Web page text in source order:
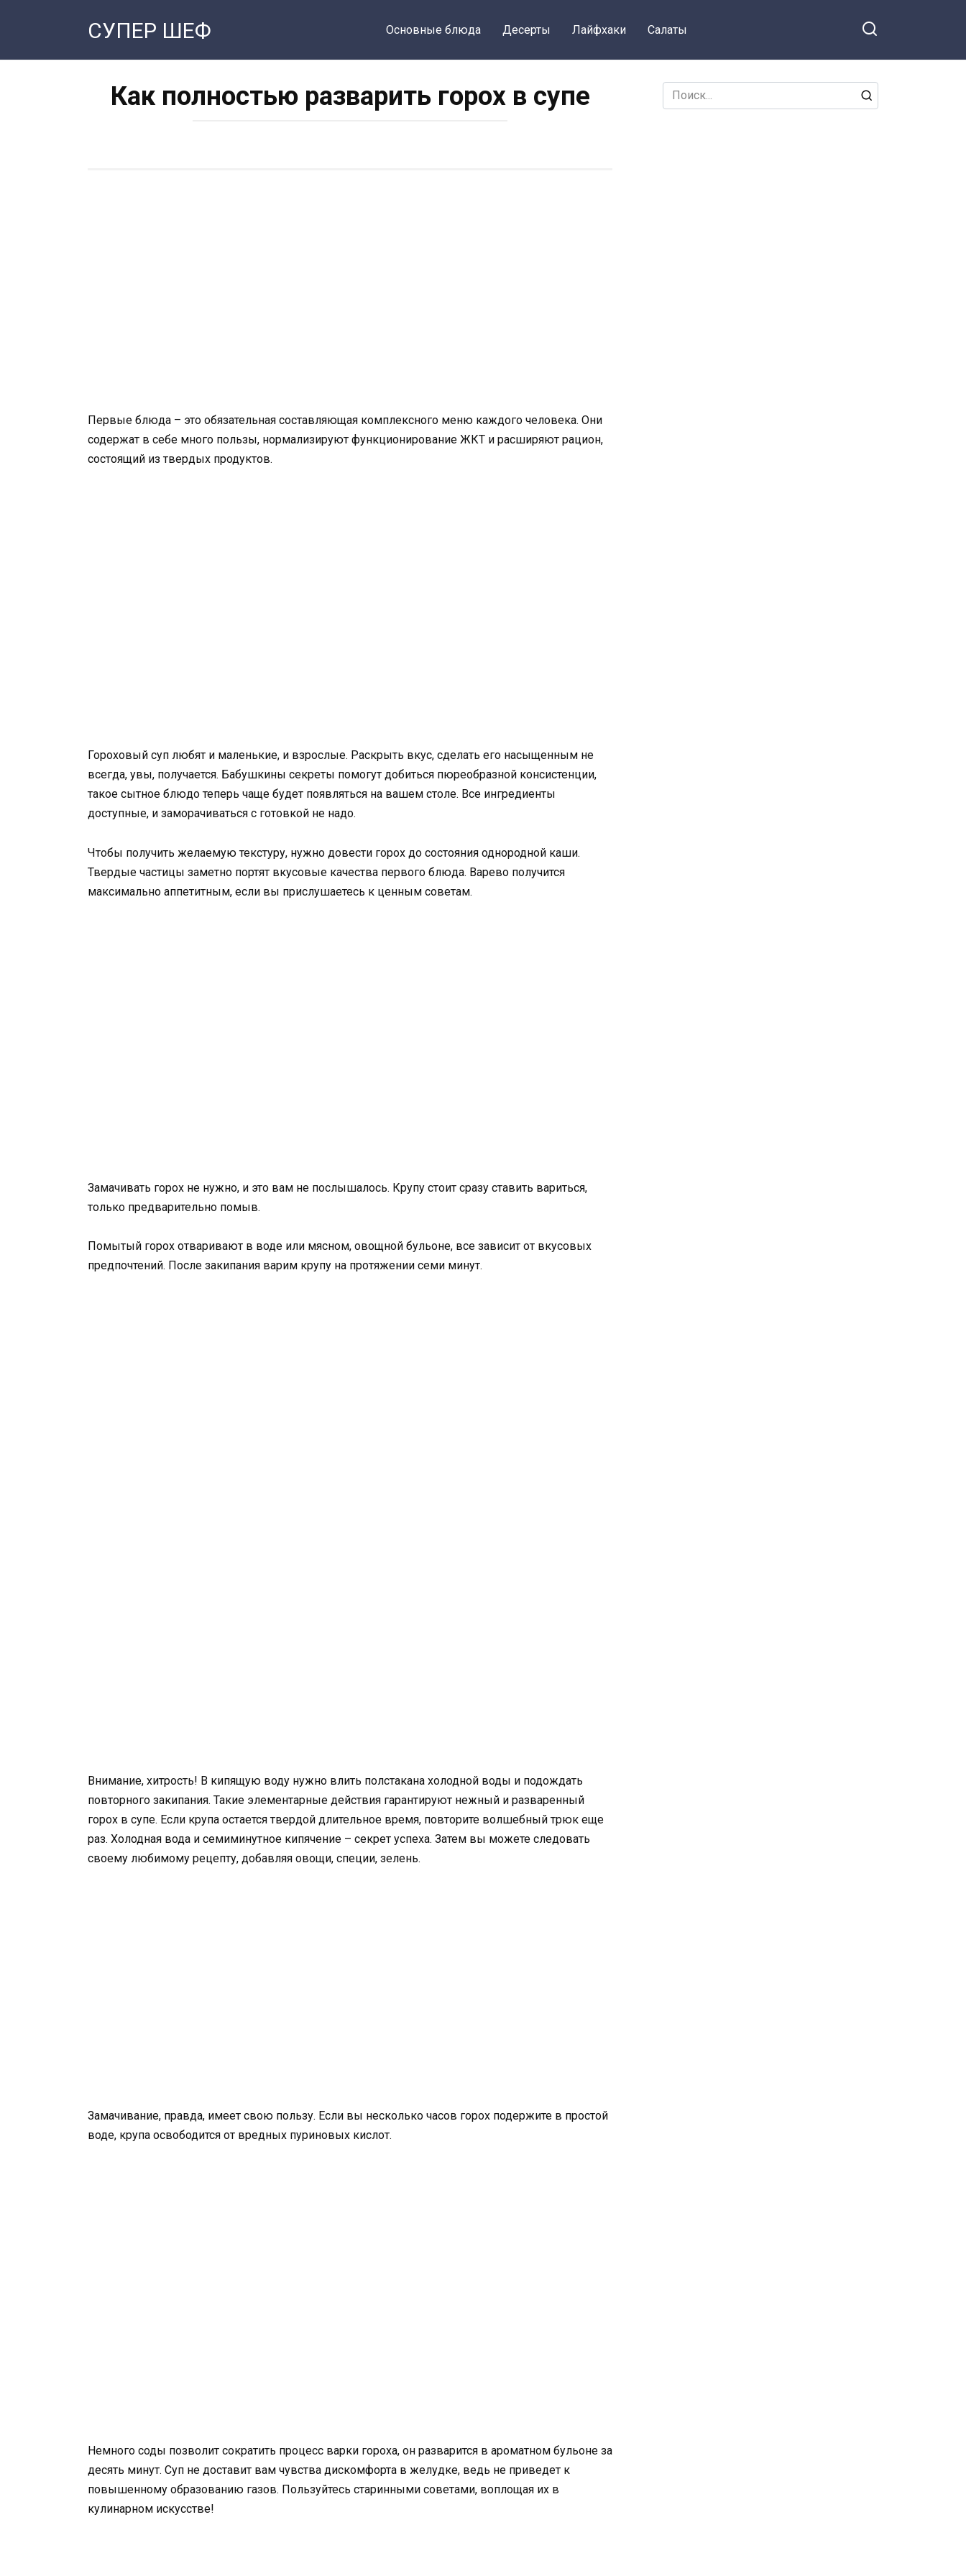
СУПЕР ШЕФ Основные блюда Десерты Лайфхаки Салаты
Как полностью разварить горох в супе
Первые блюда – это обязательная составляющая комплексного меню каждого человека. Они
содержат в себе много пользы, нормализируют функционирование ЖКТ и расширяют рацион,
состоящий из твердых продуктов.
Гороховый суп любят и маленькие, и взрослые. Раскрыть вкус, сделать его насыщенным не
всегда, увы, получается. Бабушкины секреты помогут добиться пюреобразной консистенции,
такое сытное блюдо теперь чаще будет появляться на вашем столе. Все ингредиенты
доступные, и заморачиваться с готовкой не надо.
Чтобы получить желаемую текстуру, нужно довести горох до состояния однородной каши.
Твердые частицы заметно портят вкусовые качества первого блюда. Варево получится
максимально аппетитным, если вы прислушаетесь к ценным советам.
Замачивать горох не нужно, и это вам не послышалось. Крупу стоит сразу ставить вариться,
только предварительно помыв.
Помытый горох отваривают в воде или мясном, овощной бульоне, все зависит от вкусовых
предпочтений. После закипания варим крупу на протяжении семи минут.
Внимание, хитрость! В кипящую воду нужно влить полстакана холодной воды и подождать
повторного закипания. Такие элементарные действия гарантируют нежный и разваренный
горох в супе. Если крупа остается твердой длительное время, повторите волшебный трюк еще
раз. Холодная вода и семиминутное кипячение – секрет успеха. Затем вы можете следовать
своему любимому рецепту, добавляя овощи, специи, зелень.
Замачивание, правда, имеет свою пользу. Если вы несколько часов горох подержите в простой
воде, крупа освободится от вредных пуриновых кислот.
Немного соды позволит сократить процесс варки гороха, он разварится в ароматном бульоне за
десять минут. Суп не доставит вам чувства дискомфорта в желудке, ведь не приведет к
повышенному образованию газов. Пользуйтесь старинными советами, воплощая их в
кулинарном искусстве!
Search
for: